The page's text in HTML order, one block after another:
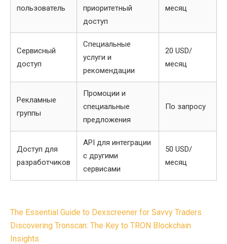
пользователь
приоритетный
доступ
месяц
Сервисный
доступ
Специальные
услуги и
рекомендации
20 USD/
месяц
Рекламные
группы
Промоции и
специальные
предложения
По запросу
Доступ для
разработчиков
API для интеграции
с другими
сервисами
50 USD/
месяц
Post
navigation
The Essential Guide to Dexscreener for Savvy Traders
Discovering Tronscan: The Key to TRON Blockchain
Insights